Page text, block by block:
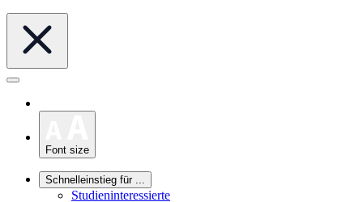
Font size
Schnelleinstieg für ...
Studieninteressierte